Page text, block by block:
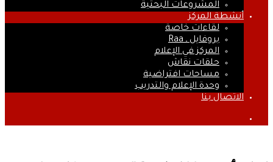
المشروعات البحثية
أنشطة المركز
لقاءات خاصة
بروفايل ـ Raa
المركز في الإعلام
حلقات نقاش
مساحات افتراضية
وحدة الإعلام والتدريب
الاتصال بنا